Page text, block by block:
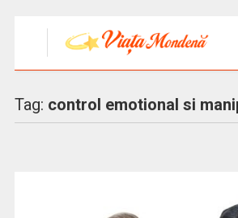
Tag: control emotional si